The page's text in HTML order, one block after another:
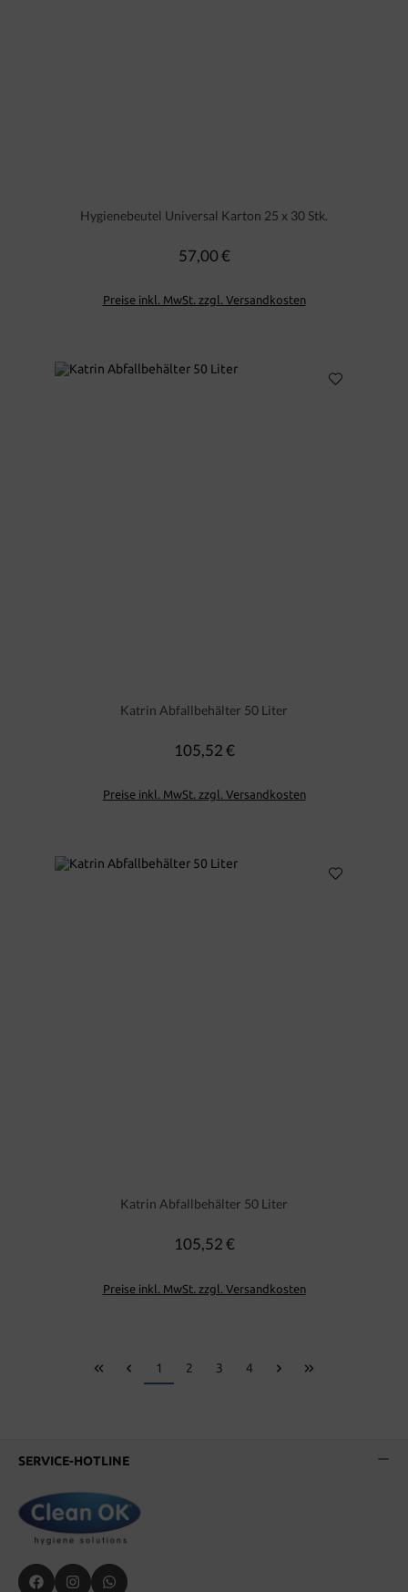
Hygienebeutel Universal Karton 25 x 30 Stk.
Regulärer Preis:
57,00 €
Preise inkl. MwSt. zzgl. Versandkosten
Katrin Abfallbehälter 50 Liter
Regulärer Preis:
105,52 €
Preise inkl. MwSt. zzgl. Versandkosten
Katrin Abfallbehälter 50 Liter
Regulärer Preis:
105,52 €
Preise inkl. MwSt. zzgl. Versandkosten
Seite
1 Seite
2 Seite
3 Seite
4
SERVICE-HOTLINE